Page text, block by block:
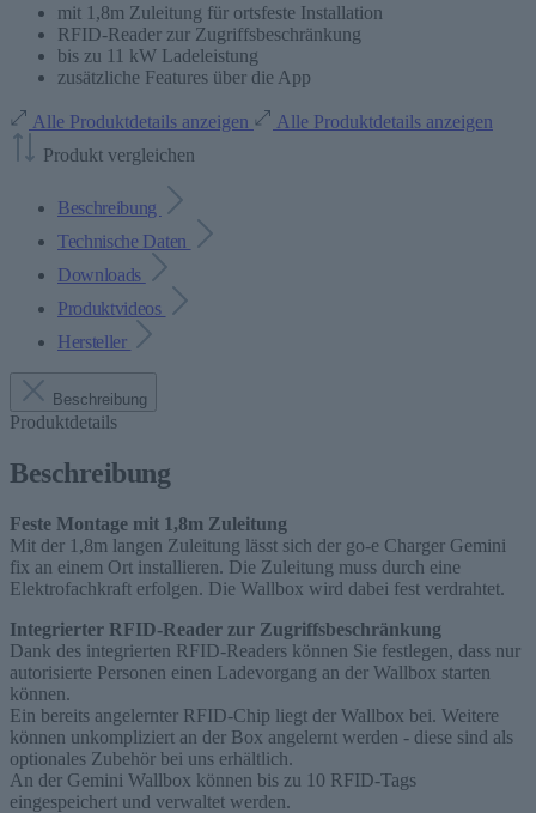
mit 1,8m Zuleitung für ortsfeste Installation
RFID-Reader zur Zugriffsbeschränkung
bis zu 11 kW Ladeleistung
zusätzliche Features über die App
Alle Produktdetails anzeigen
Alle Produktdetails anzeigen
Produkt vergleichen
Beschreibung
Technische Daten
Downloads
Produktvideos
Hersteller
Beschreibung
Produktdetails
Beschreibung
Feste Montage mit 1,8m Zuleitung
Mit der 1,8m langen Zuleitung lässt sich der go-e Charger Gemini
fix an einem Ort installieren. Die Zuleitung muss durch eine
Elektrofachkraft erfolgen. Die Wallbox wird dabei fest verdrahtet.
Integrierter RFID-Reader zur Zugriffsbeschränkung
Dank des integrierten RFID-Readers können Sie festlegen, dass nur
autorisierte Personen einen Ladevorgang an der Wallbox starten
können.
Ein bereits angelernter RFID-Chip liegt der Wallbox bei. Weitere
können unkompliziert an der Box angelernt werden - diese sind als
optionales Zubehör bei uns erhältlich.
An der Gemini Wallbox können bis zu 10 RFID-Tags
eingespeichert und verwaltet werden.